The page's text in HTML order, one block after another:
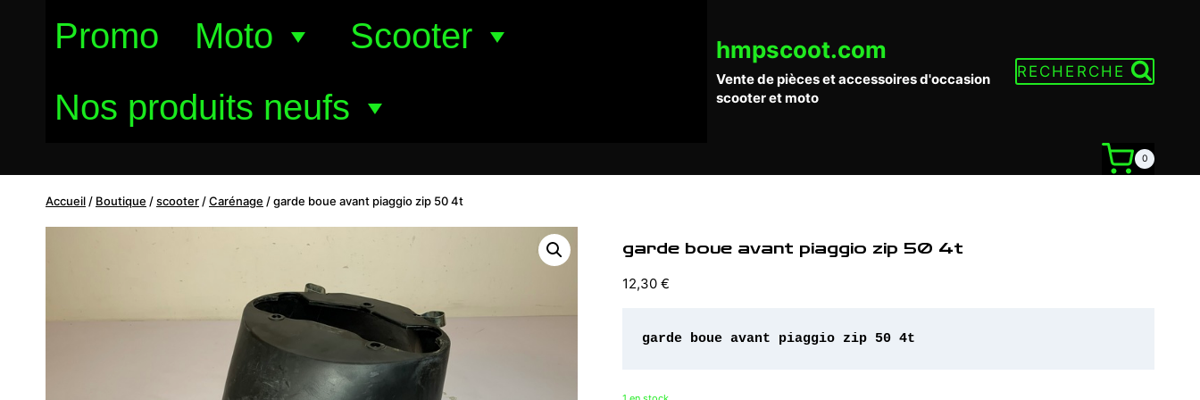
Promo Moto
Scooter
Nos produits neufs
hmpscoot.com
Vente de pièces et accessoires d'occasion
scooter et moto
RECHERCHE
0
Accueil / Boutique /scooter /Carénage /garde boue avant piaggio zip 50 4t
garde boue avant piaggio zip 50 4t
12,30 €
garde boue avant piaggio zip 50 4t